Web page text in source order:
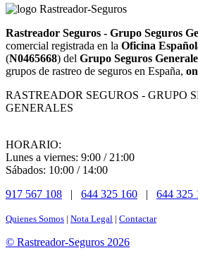
Rastreador Seguros - Grupo Seguros
comercial registrada en la Oficina
(N0465668) del Grupo Seguros
grupos de rastreo de seguros en España,
RASTREADOR SEGUROS - GRUPO
GENERALES
HORARIO:
Lunes a viernes: 9:00 / 21:00
Sábados: 10:00 / 14:00
917 567 108 | 644 325 160 | 644 325
Quienes Somos | Nota Legal | Contactar
© Rastreador-Seguros 2026